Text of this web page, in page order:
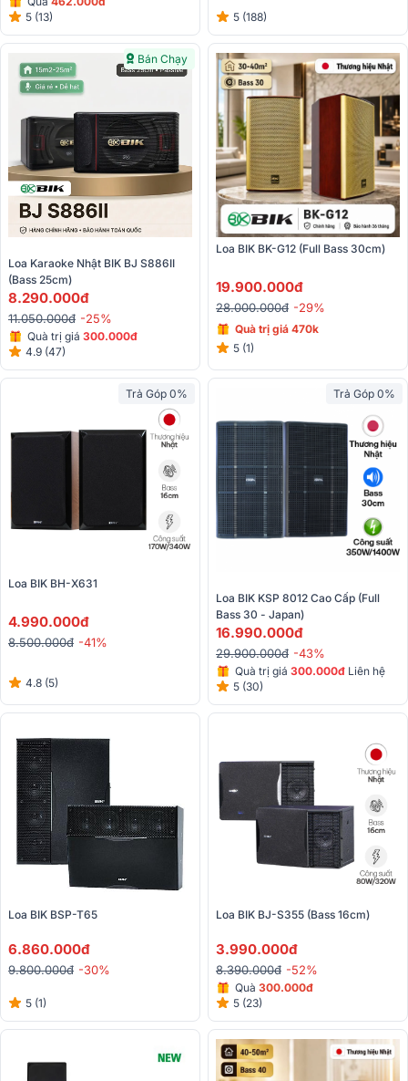
5 (13)
5 (188)
Bán Chạy
Loa Karaoke Nhật BIK BJ S886II
(bass 25cm)
8.290.000đ
11.050.000đ -25%
Quà trị giá 300.000đ
4.9 (47)
Loa BIK BK-G12 (Full Bass 30cm)
19.900.000đ
28.000.000đ -29%
Quà trị giá 470k
5 (1)
Trả Góp 0%
Loa BIK BH-X631
4.990.000đ
8.500.000đ -41%
4.8 (5)
Trả Góp 0%
Loa BIK KSP 8012 Cao Cấp (Full
Bass 30 - Japan)
16.990.000đ
29.900.000đ -43%
Quà trị giá 300.000đ Liên hệ
để có giá tốt nhất
5 (30)
Loa BIK BSP-T65
6.860.000đ
9.800.000đ -30%
5 (1)
Loa BIK BJ-S355 (Bass 16cm)
3.990.000đ
8.390.000đ -52%
Quà 300.000đ
5 (23)